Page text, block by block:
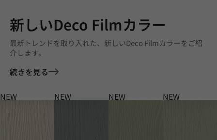
新しいDeco Filmカラー
最新トレンドを取り入れた、新しいDeco Filmカラーをご紹
介します。
続きを見る
NEW NEW NEW NEW